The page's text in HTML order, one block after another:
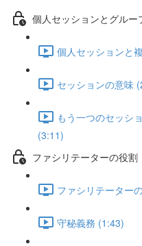
個人セッションとグル
個人セッションと
セッションの意味
もう一つのセッシ
(3:11)
ファシリテーターの役割
ファシリテーター
守秘義務 (1:43)